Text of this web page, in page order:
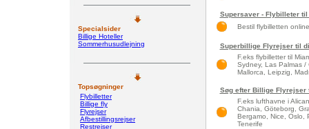
Specialsider
Billige Hoteller
Sommerhusudlejning
Topsøgninger
Flybilletter
Billige fly
Flyrejser
Afbestillingsrejser
Restrejser
Supersaver - Flybilleter
Bestil flybilletten
Superbillige Flyrejser til
F.eks flybilletter til
Sydney, Las Palmas /
Mallorca, Leipzig,
Søg efter Billige Flyrejser
F.eks lufthavne i
Chania, Göteborg,
Bergamo, Nice, Oslo,
Tenerife